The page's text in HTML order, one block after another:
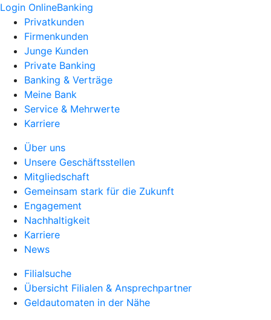
Login OnlineBanking
Privatkunden
Firmenkunden
Junge Kunden
Private Banking
Banking & Verträge
Meine Bank
Service & Mehrwerte
Karriere
Über uns
Unsere Geschäftsstellen
Mitgliedschaft
Gemeinsam stark für die Zukunft
Engagement
Nachhaltigkeit
Karriere
News
Filialsuche
Übersicht Filialen & Ansprechpartner
Geldautomaten in der Nähe